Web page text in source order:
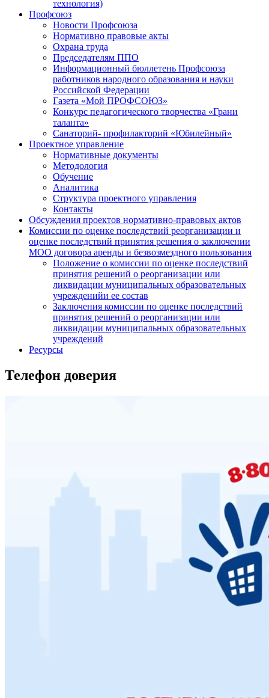
технология)
Профсоюз
Новости Профсоюза
Нормативно правовые акты
Охрана труда
Председателям ППО
Информационный бюллетень Профсоюза
работников народного образования и науки
Российской Федерации
Газета «Мой ПРОФСОЮЗ»
Конкурс педагогического творчества «Грани
таланта»
Санаторий- профилакторий «Юбилейный»
Проектное управление
Нормативные документы
Методология
Обучение
Аналитика
Структура проектного управления
Контакты
Обсуждения проектов нормативно-правовых актов
Комиссии по оценке последствий реорганизации и
оценке последствий принятия решения о заключении
МОО договора аренды и безвозмездного пользования
Положение о комиссии по оценке последствий
принятия решений о реорганизации или
ликвидации муниципальных образовательных
учрежденийи ее состав
Заключения комиссии по оценке последствий
принятия решений о реорганизации или
ликвидации муниципальных образовательных
учреждений
Ресурсы
Телефон доверия